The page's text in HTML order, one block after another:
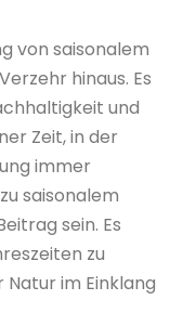
von saisonalem
hinaus. Es
und
Zeit, in der
immer
saisonalem
sein. Es
zu
im Einklang